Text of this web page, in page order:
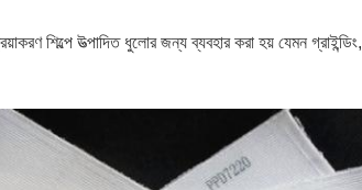
শিল্পে উত্পাদিত ধুলোর জন্য ব্যবহার করা হয় যেমন